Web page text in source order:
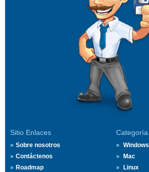
Sitio Enlaces
Sobre nosotros
Contáctenos
Roadmap
Categoría
Windows
Mac
Linux